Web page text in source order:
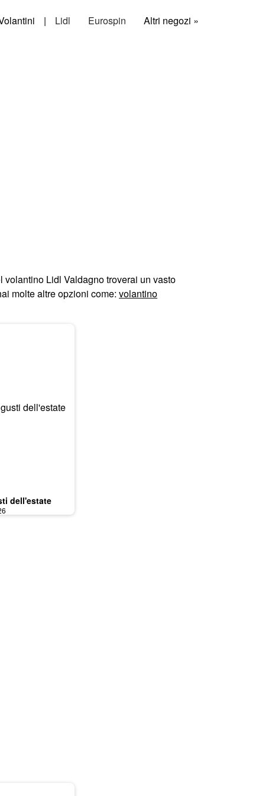
| Lidl Eurospin Altri negozi »
Lidl Valdagno troverai un vasto
molte altre opzioni come: volantino
dell'estate